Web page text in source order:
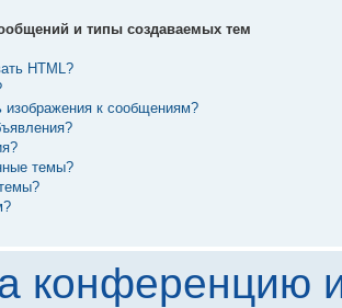
и типы создаваемых тем
HTML?
изображения к сообщениям?
темы?
конференцию